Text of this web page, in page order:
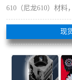
610（尼龙610）材料
现